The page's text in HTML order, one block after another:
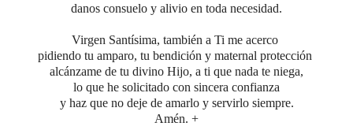
danos consuelo y alivio en toda necesidad.
Virgen Santísima, también a Ti me acerco
pidiendo tu amparo, tu bendición y maternal protección
alcánzame de tu divino Hijo, a ti que nada te niega,
lo que he solicitado con sincera confianza
y haz que no deje de amarlo y servirlo siempre.
Amén. +